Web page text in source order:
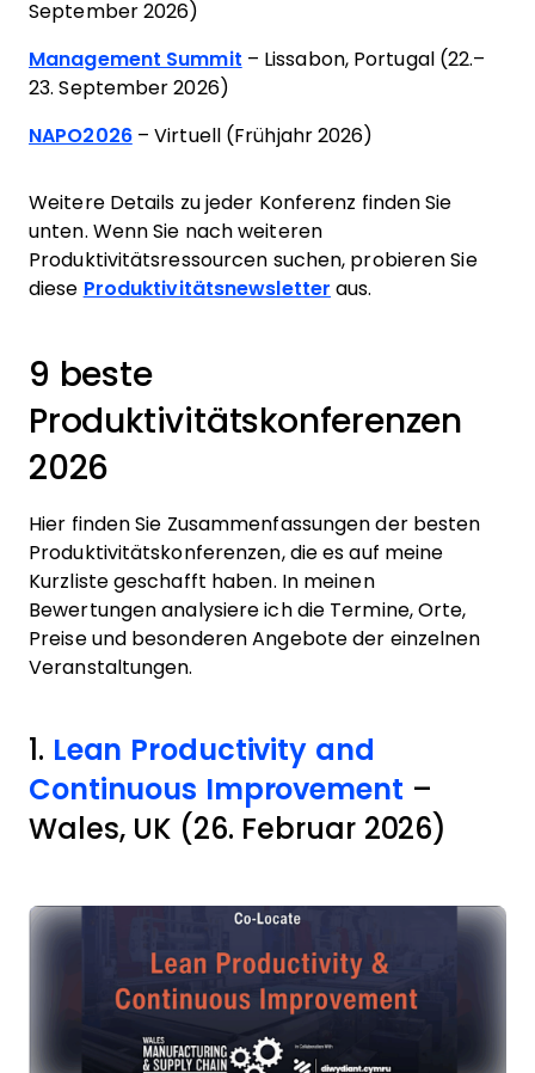
September 2026)
Management Summit – Lissabon, Portugal (22.–
23. September 2026)
NAPO2026– Virtuell (Frühjahr 2026)
Weitere Details zu jeder Konferenz finden Sie
unten. Wenn Sie nach weiteren
Produktivitätsressourcen suchen, probieren Sie
diese Produktivitätsnewsletter aus.
9 beste
Produktivitätskonferenzen
2026
Hier finden Sie Zusammenfassungen der besten
Produktivitätskonferenzen, die es auf meine
Kurzliste geschafft haben. In meinen
Bewertungen analysiere ich die Termine, Orte,
Preise und besonderen Angebote der einzelnen
Veranstaltungen.
1. Lean Productivity and
Continuous Improvement –
Wales, UK (26. Februar 2026)